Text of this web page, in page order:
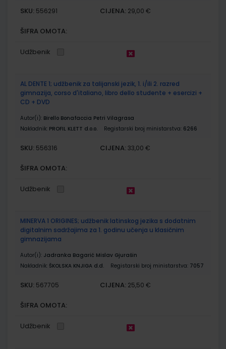
SKU: 556291 CIJENA: 29,00 €
ŠIFRA OMOTA:
Udžbenik
AL DENTE 1; udžbenik za talijanski jezik, 1. i/ili 2. razred
gimnazija, corso d'italiano, libro dello studente + esercizi +
CD + DVD
Autor(i): Birello Bonafaccia Petri Vilagrasa
Nakladnik: PROFIL KLETT d.o.o. Registarski broj ministarstva: 6266
SKU: 556316 CIJENA: 33,00 €
ŠIFRA OMOTA:
Udžbenik
MINERVA 1 ORIGINES; udžbenik latinskog jezika s dodatnim
digitalnim sadržajima za 1. godinu učenja u klasičnim
gimnazijama
Autor(i): Jadranka Bagarić Mislav Gjurašin
Nakladnik: ŠKOLSKA KNJIGA d.d. Registarski broj ministarstva: 7057
SKU: 567705 CIJENA: 25,50 €
ŠIFRA OMOTA:
Udžbenik